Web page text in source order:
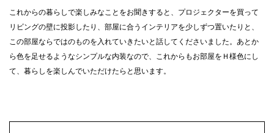
これからの暮らしで楽しみなことをお聞きすると、プロジェクターを買って
リビングの壁に投影したり、部屋に合うインテリアを少しずつ置いたりと、
この部屋ならではのものを入れていきたいと話してくださいました。あとか
ら色を足せるようなシンプルな内装なので、これからもお部屋をＨ様色にし
て、暮らしを楽しんでいただけたらと思います。